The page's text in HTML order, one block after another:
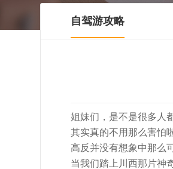
自驾游攻略
姐妹们，是不是很多人
其实真的不用那么害怕
高反并没有想象中那么
当我们踏上川西那片神